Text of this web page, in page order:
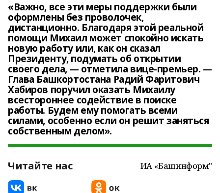
«Важно, все эти меры поддержки были
оформлены без проволочек,
дистанционно. Благодаря этой реальной
помощи Михаил может спокойно искать
новую работу или, как он сказал
Президенту, подумать об открытии
своего дела, — отметила вице-премьер. —
Глава Башкортостана Радий Фаритович
Хабиров поручил оказать Михаилу
всестороннее содействие в поиске
работы. Будем ему помогать всеми
силами, особенно если он решит заняться
собственным делом».
ИА «Башинформ"
Читайте нас